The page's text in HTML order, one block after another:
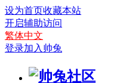
设为首页收藏本站
开启辅助访问
繁体中文
登录加入帅兔